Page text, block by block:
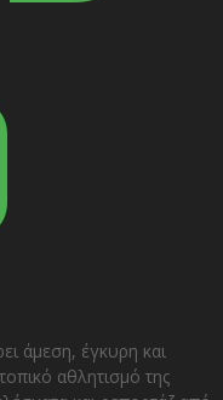
άμεση, έγκυρη και
αθλητισμό της